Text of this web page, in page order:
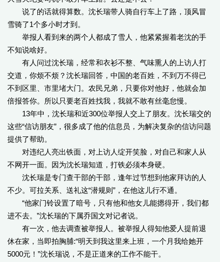
说了的话就得算数。沈长瑞带人骑自行车上了路，顶风冒
雪骑了1个多小时才到。
举报人看到来的两个人都成了雪人，他紧紧握着老沈的手
不知说啥好。
有人问过沈长瑞，经常和衣衫不整、气味熏人的上访人打
交道，你烦不烦？沈长瑞回答，中国的老百姓，不到万不得已
不到区里、市里堵大门。农民兄弟，只要你对他好，他就会加
倍报答你。所以只要老百姓找我，我就不敢有丝毫怠慢。
13年中，沈长瑞和近300位举报人交上了朋友。沈长瑞交的
这些“信访朋友”，很多成了他的信息员，为解决复杂的信访问题
提供了帮助。
对违纪人亮出铁面，对上访人绽开笑脸，对自己和家人从
不网开一面。因为沈长瑞知道，打铁必须本身硬。
沈长瑞是专门查干部的干部，逢年过节想到他家拜访的人
不少。可拉关系、送礼这“潜规则”，在他这儿行不通。
“他家门铃设置了暗号，只有他和他女儿能摁得开，我们都
进不去。”沈长瑞的下属乔国文对记者说。
有一次，他去调查被举报人。被举报人得知他爱人提前退
休在家，当即拍胸脯:“明天到我这里来上班，一个月我给她开
5000元！”沈长瑞说，不是正道来的工作不能干。